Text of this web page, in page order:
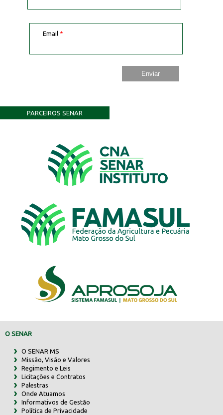
Email *
PARCEIROS SENAR
O SENAR
O SENAR MS
Missão, Visão e Valores
Regimento e Leis
Licitações e Contratos
Palestras
Onde Atuamos
Informativos de Gestão
Política de Privacidade